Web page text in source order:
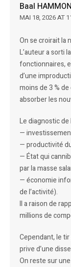
Baal HAMMON
MAI 18, 2026 AT
On se croirait la
L’auteur a sorti
fonctionnaires,
d’une
moins de 3 %
absorber les
Le diagnostic
—
— productivité
— État qui
par la masse
— économie
de l’activité).
Il a raison de
millions de
Cependant, le
prive d’une
On reste sur